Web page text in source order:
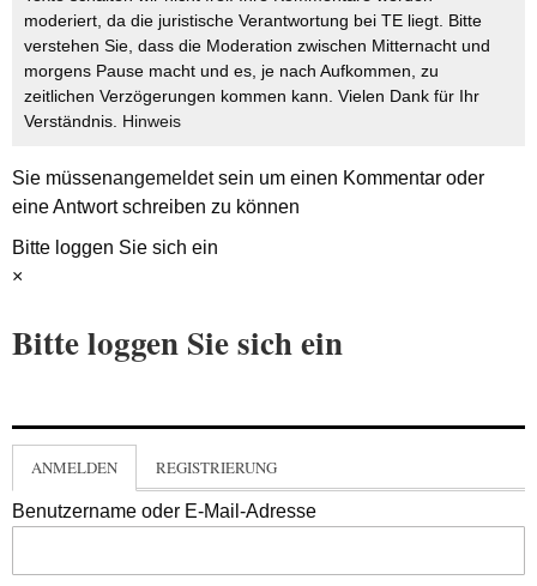
moderiert, da die juristische Verantwortung bei TE liegt. Bitte
verstehen Sie, dass die Moderation zwischen Mitternacht und
morgens Pause macht und es, je nach Aufkommen, zu
zeitlichen Verzögerungen kommen kann. Vielen Dank für Ihr
Verständnis. Hinweis
Sie müssenangemeldetsein um einen Kommentar oder
eine Antwort schreiben zu können
Bitte loggen Sie sich ein
×
Bitte loggen Sie sich ein
ANMELDEN REGISTRIERUNG
Benutzername oder E-Mail-Adresse